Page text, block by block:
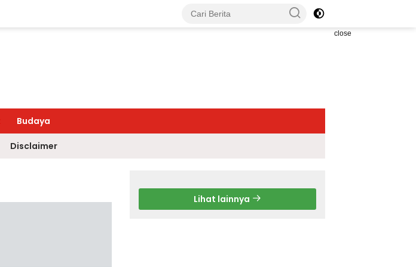
close
Budaya
Disclaimer
Lihat lainnya